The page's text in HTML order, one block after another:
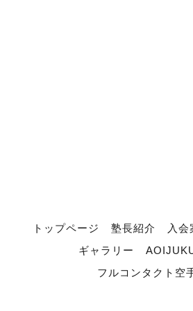
トップページ 塾長紹介
入
ギャラリー
フルコンタクト空